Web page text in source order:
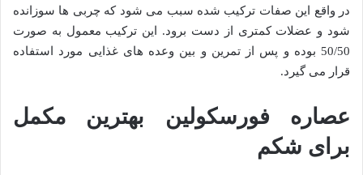
در واقع این صفات ترکیب شده سبب می شود که چربی ها سوزانده
شود و عضلات کمتری از دست برود. این ترکیب معمول به صورت
50/50 بوده و پس از تمرین و بین وعده های غذایی مورد استفاده
قرار می گیرد.
عصاره فورسکولین بهترین مکمل
برای شکم